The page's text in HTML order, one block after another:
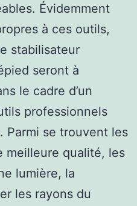
Évidemment
à ces outils,
stabilisateur
seront à
le cadre d’un
professionnels
Parmi se trouvent les
meilleure qualité, les
lumière, la
les rayons du